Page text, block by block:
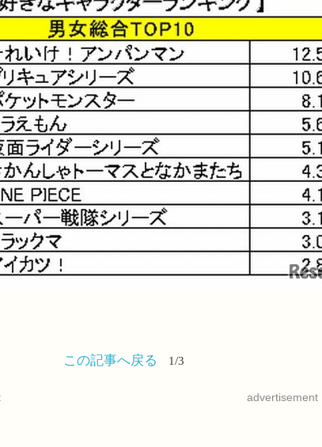
この記事へ戻る 1/3
advertisement